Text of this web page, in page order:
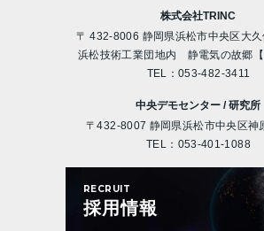
株式会社TRINC
〒 432-8006 静岡県浜松市中央区大
浜松技術工業団地内 静電気の故郷【
TEL：053-482-3411
中央デモセンター / 研究所
〒432-8007 静岡県浜松市中央区神
TEL： 053-401-1088
RECRUIT
採用情報